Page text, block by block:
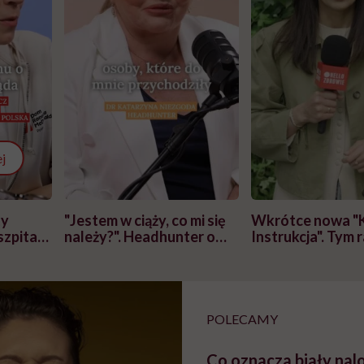
"Jestem w ciąży, co mi się
należy?". Headhunter o
pracy
Wkrótce nowa
Instrukcja". Tym
POLECAMY
Co oznacza biały